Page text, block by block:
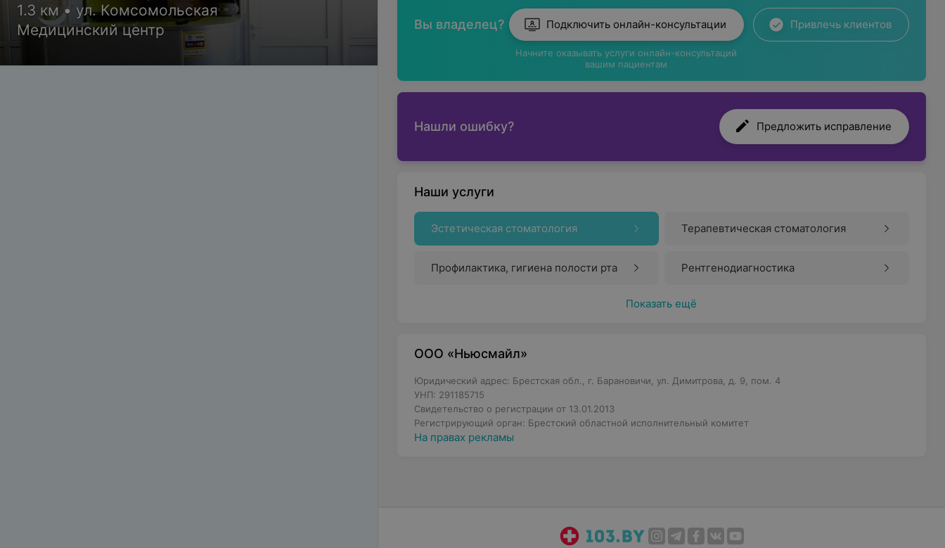
Вы владелец? Подключить онлайн-консультации
Начните оказывать услуги онлайн-консультаций
вашим пациентам
Привлечь клиентов
Нашли ошибку? Предложить исправление
Наши услуги
Эстетическая стоматология Терапевтическая стоматология
Профилактика, гигиена полости рта Рентгенодиагностика
Показать ещё
ООО «Ньюсмайл»
Юридический адрес: Брестская обл., г. Барановичи, ул. Димитрова, д. 9, пом. 4
УНП: 291185715
Свидетельство о регистрации от 13.01.2013
Регистрирующий орган: Брестский областной исполнительный комитет
На правах рекламы
1.3 км • ул. Комсомольская
Медицинский центр